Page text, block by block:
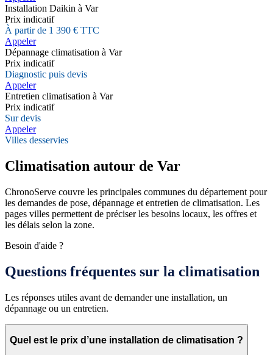
Installation Daikin à Var
Prix indicatif
À partir de 1 390 € TTC
Appeler
Dépannage climatisation à Var
Prix indicatif
Diagnostic puis devis
Appeler
Entretien climatisation à Var
Prix indicatif
Sur devis
Appeler
Villes desservies
Climatisation autour de Var
ChronoServe couvre les principales communes du département pour
les demandes de pose, dépannage et entretien de climatisation. Les
pages villes permettent de préciser les besoins locaux, les offres et
les délais selon la zone.
Besoin d'aide ?
Questions fréquentes sur la climatisation
Les réponses utiles avant de demander une installation, un
dépannage ou un entretien.
Quel est le prix d’une installation de climatisation ?